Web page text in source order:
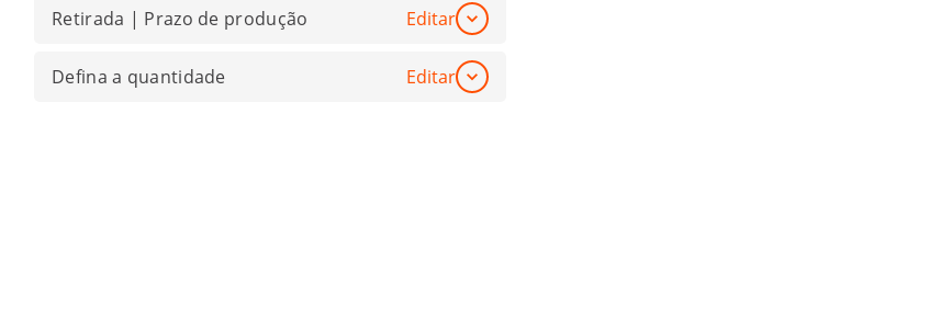
Retirada | Prazo de produção Editar
Defina a quantidade Editar